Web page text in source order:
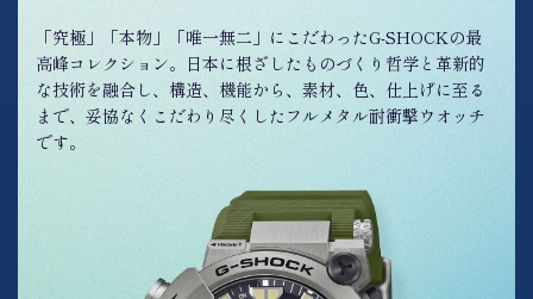
「究極」「本物」「唯一無二」にこだわったG-SHOCKの最
高峰コレクション。日本に根ざしたものづくり哲学と革新的
な技術を融合し、構造、機能から、素材、色、仕上げに至る
まで、妥協なくこだわり尽くしたフルメタル耐衝撃ウオッチ
です。